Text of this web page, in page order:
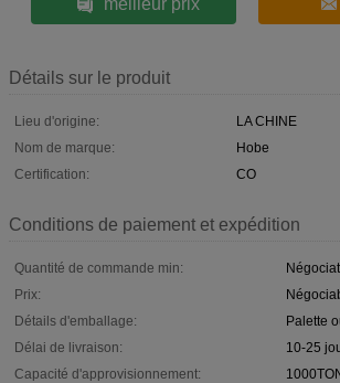
Détails sur le produit
Lieu d'origine:
LA CHINE
Nom de marque:
Hobe
Certification:
CO
Conditions de paiement et expédition
Quantité de commande min:
Prix:
Détails d'emballage:
Palette
Délai de livraison:
10-25
Capacité d'approvisionnement: